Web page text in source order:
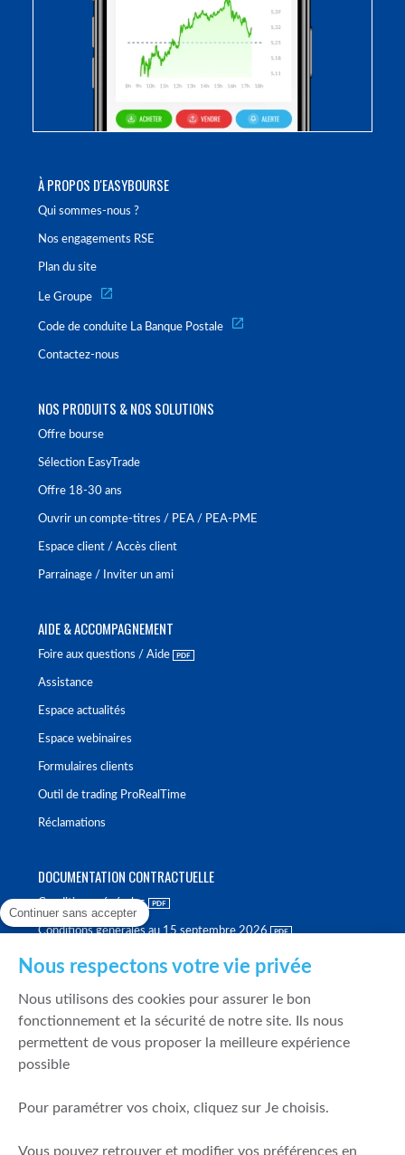
À PROPOS D'EASYBOURSE
Qui sommes-nous ?
Nos engagements RSE
Plan du site
Le Groupe
Code de conduite La Banque Postale
Contactez-nous
NOS PRODUITS & NOS SOLUTIONS
Offre bourse
Sélection EasyTrade
Offre 18-30 ans
Ouvrir un compte-titres / PEA / PEA-PME
Espace client / Accès client
Parrainage / Inviter un ami
AIDE & ACCOMPAGNEMENT
Foire aux questions / Aide
Assistance
Espace actualités
Espace webinaires
Formulaires clients
Outil de trading ProRealTime
Réclamations
DOCUMENTATION CONTRACTUELLE
Conditions générales
Conditions générales au 15 septembre 2026
Politique de meilleure sélection
Politique de durabilité
Fonds de garantie des dépôts et de résolution
Mentions légales
Continuer sans accepter
Nous respectons votre vie privée
Nous utilisons des cookies pour assurer le bon
fonctionnement et la sécurité de notre site. Ils nous
permettent de vous proposer la meilleure expérience
possible
Pour paramétrer vos choix, cliquez sur Je choisis.
Vous pouvez retrouver et modifier vos préférences en